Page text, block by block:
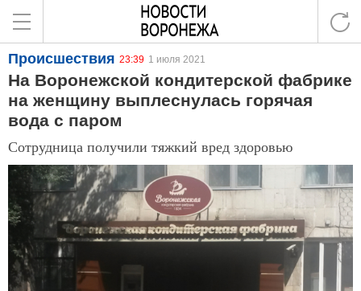
Происшествия 23:39 1 июля 2021
На Воронежской кондитерской фабрике
на женщину выплеснулась горячая
вода с паром
Сотрудница получили тяжкий вред здоровью